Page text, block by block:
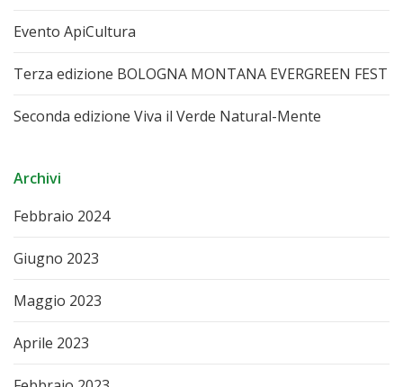
Evento ApiCultura
Terza edizione BOLOGNA MONTANA EVERGREEN FEST
Seconda edizione Viva il Verde Natural-Mente
Archivi
Febbraio 2024
Giugno 2023
Maggio 2023
Aprile 2023